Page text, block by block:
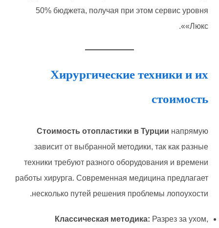
50% бюджета, получая при этом сервис уровня
«Люкс».
Хирургические техники и их
стоимость
Стоимость отопластики в Турции напрямую
зависит от выбранной методики, так как разные
техники требуют разного оборудования и времени
работы хирурга. Современная медицина предлагает
несколько путей решения проблемы лопоухости.
Классическая методика: Разрез за ухом,